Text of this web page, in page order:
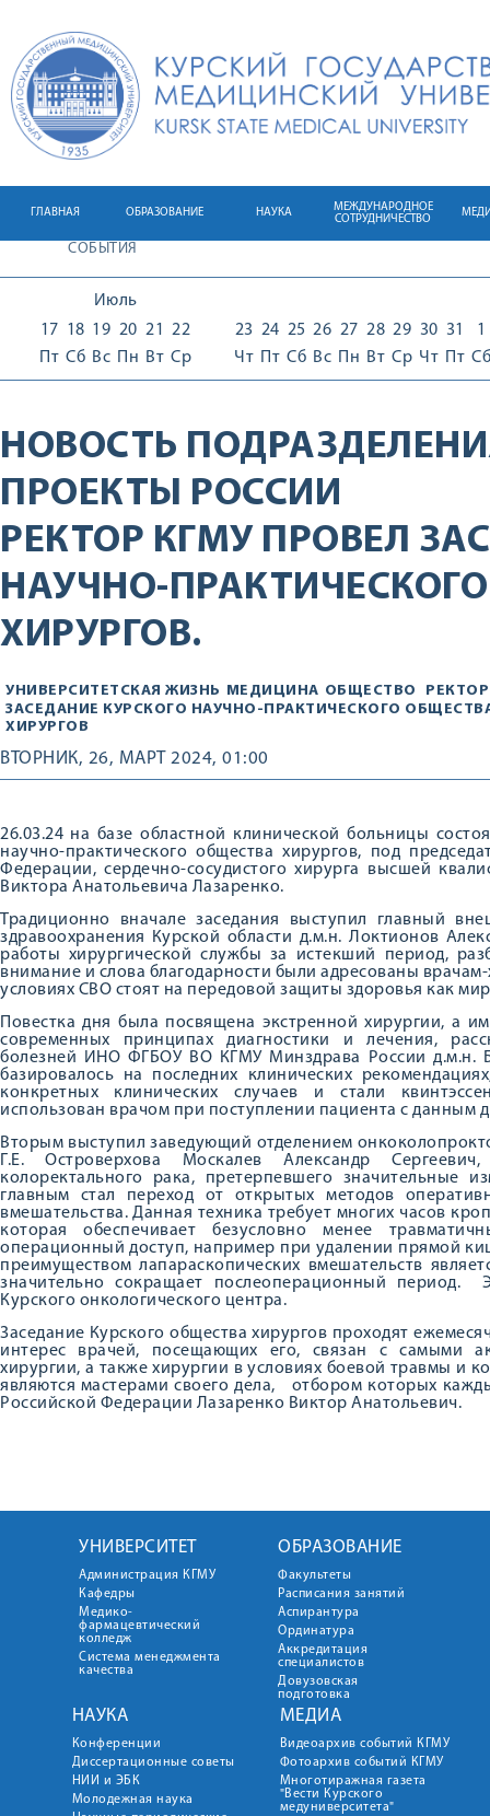
ГЛАВНАЯ ОБРАЗОВАНИЕ НАУКА
МЕЖДУНАРОДНОЕ
СОТРУДНИЧЕСТВО
СОБЫТИЯ
Июль
17
Пт
18
Сб
19
Вс
20
Пн
21
Вт
22
Ср
23
Чт
24
Пт
25
Сб
26
Вс
27
Пн
28
Вт
29
Ср
30
Чт
31
Пт
1
Сб
НОВОСТЬ
ПРОЕКТЫ РОССИИ
РЕКТОР КГМУ ПРОВЕЛ
НАУЧНО-
ХИРУРГОВ.
УНИВЕРСИТЕТСКАЯ ЖИЗНЬ МЕДИЦИНА ОБЩЕСТВО
РЕКТОР
ЗАСЕДАНИЕ КУРСКОГО НАУЧНО-ПРАКТИЧЕСКОГО
ХИРУРГОВ
ВТОРНИК, 26, МАРТ 2024, 01:00
26.03.24 на базе областной клинической больницы
научно-практического общества хирургов, под
Федерации, сердечно-сосудистого хирурга высшей
Виктора Анатольевича Лазаренко.
Традиционно вначале заседания выступил главный
здравоохранения Курской области д.м.н. Локтионов
работы хирургической службы за истекший период,
внимание и слова благодарности были адресованы
условиях СВО стоят на передовой защиты здоровья как
Повестка дня была посвящена экстренной хирургии, а
современных принципах диагностики и лечения,
болезней ИНО ФГБОУ ВО КГМУ Минздрава России д.м.н.
базировалось на последних клинических
конкретных клинических случаев и стали
использован врачом при поступлении пациента с данным
Вторым выступил заведующий отделением
Г.Е. Островерхова Москалев Александр
колоректального рака, претерпевшего значительные
главным стал переход от открытых методов
вмешательства. Данная техника требует многих часов
которая обеспечивает безусловно менее
операционный доступ, например при удалении прямой
преимуществом лапараскопических вмешательств
значительно сокращает послеоперационный период.
Курского онкологического центра.
Заседание Курского общества хирургов проходят
интерес врачей, посещающих его, связан с самыми
хирургии, а также хирургии в условиях боевой травмы и
являются мастерами своего дела, отбором которых
Российской Федерации Лазаренко Виктор Анатольевич.
УНИВЕРСИТЕТ
Администрация КГМУ
Кафедры
Медико-
фармацевтический
колледж
Система менеджмента
качества
ОБРАЗОВАНИЕ
Факультеты
Расписания занятий
Аспирантура
Ординатура
Аккредитация
специалистов
Довузовская
подготовка
НАУКА
Конференции
Диссертационные советы
НИИ и ЭБК
Молодежная наука
МЕДИА
Видеоархив событий КГМУ
Фотоархив событий КГМУ
Многотиражная газета
"Вести Курского
медуниверситета"